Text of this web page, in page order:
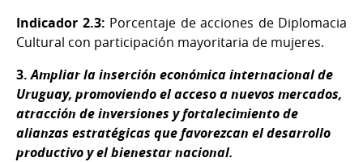
Indicador 2.3: Porcentaje de acciones de Diplomacia
Cultural con participación mayoritaria de mujeres.
3. Ampliar la inserción económica internacional de
Uruguay, promoviendo el acceso a nuevos mercados,
atracción de inversiones y fortalecimiento de
alianzas estratégicas que favorezcan el desarrollo
productivo y el bienestar nacional.